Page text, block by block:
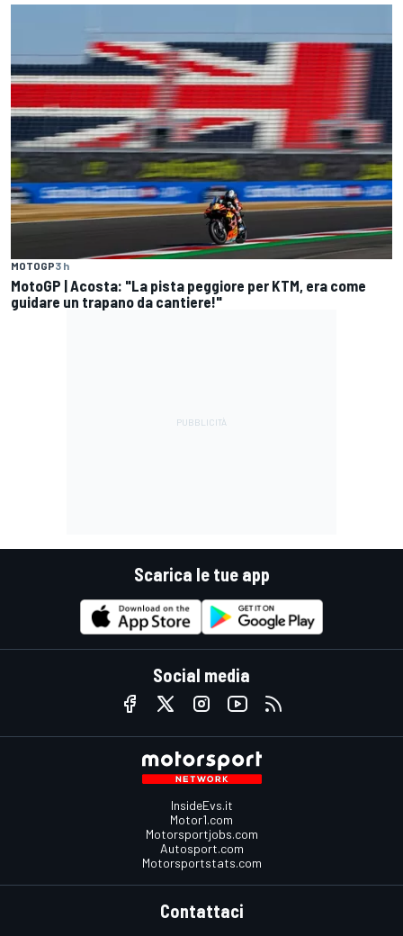
MOTOGP3 h
MotoGP | Acosta: "La pista peggiore per KTM, era come
guidare un trapano da cantiere!"
Scarica le tue app
Social media
InsideEvs.it
Motor1.com
Motorsportjobs.com
Autosport.com
Motorsportstats.com
Contattaci